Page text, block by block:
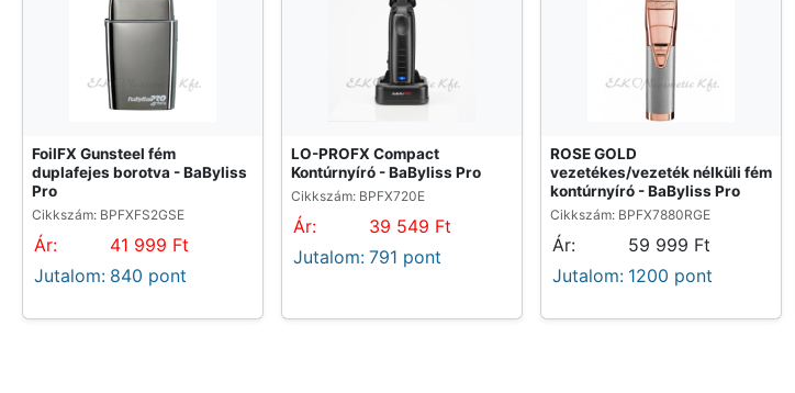
FoilFX Gunsteel fém
duplafejes borotva - BaByliss
Pro
Cikkszám: BPFXFS2GSE
Ár:
41 999 Ft
Jutalom: 840 pont
LO-PROFX Compact
Kontúrnyíró - BaByliss Pro
Cikkszám: BPFX720E
Ár:
39 549 Ft
Jutalom: 791 pont
ROSE GOLD
vezetékes/vezeték nélküli fém
kontúrnyíró - BaByliss Pro
Cikkszám: BPFX7880RGE
Ár:
59 999 Ft
Jutalom: 1200 pont